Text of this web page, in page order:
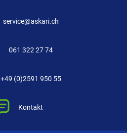
service@askari.ch
061 322 27 74
+49 (0)2591 950 55
Kontakt